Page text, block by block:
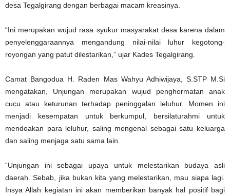
desa Tegalgirang dengan berbagai macam kreasinya.
“Ini merupakan wujud rasa syukur masyarakat desa karena dalam
penyelenggaraannya mengandung nilai-nilai luhur kegotong-
royongan yang patut dilestarikan,” ujar Kades Tegalgirang.
Camat Bangodua H. Raden Mas Wahyu Adhiwijaya, S.STP M.Si
mengatakan, Unjungan merupakan wujud penghormatan anak
cucu atau keturunan terhadap peninggalan leluhur. Momen ini
menjadi kesempatan untuk berkumpul, bersilaturahmi untuk
mendoakan para leluhur, saling mengenal sebagai satu keluarga
dan saling menjaga satu sama lain.
“Unjungan ini sebagai upaya untuk melestarikan budaya asli
daerah. Sebab, jika bukan kita yang melestarikan, mau siapa lagi.
Insya Allah kegiatan ini akan memberikan banyak hal positif bagi